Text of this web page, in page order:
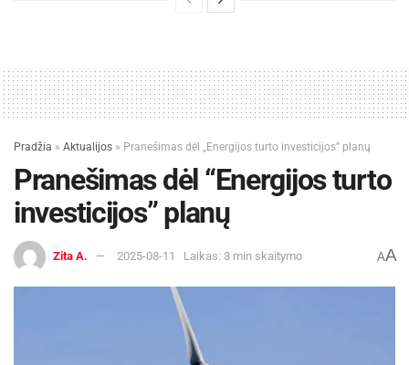
Pradžia » Aktualijos » Pranešimas dėl „Energijos turto investicijos” planų
Pranešimas dėl “Energijos turto
investicijos” planų
Zita A. 2025-08-11 Laikas: 3 min skaitymo AA